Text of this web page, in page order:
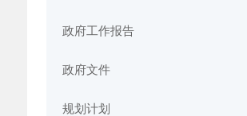
政府工作报告
政府文件
规划计划